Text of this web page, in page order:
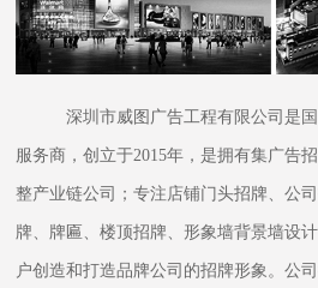
深圳市威图广告工程有限公司是
服务商，创立于2015年，是拥有集广告
整产业链公司；专注店铺门头招牌、公
牌、牌匾、楼顶招牌、形象墙背景墙设
户创造和打造品牌公司的招牌形象。公